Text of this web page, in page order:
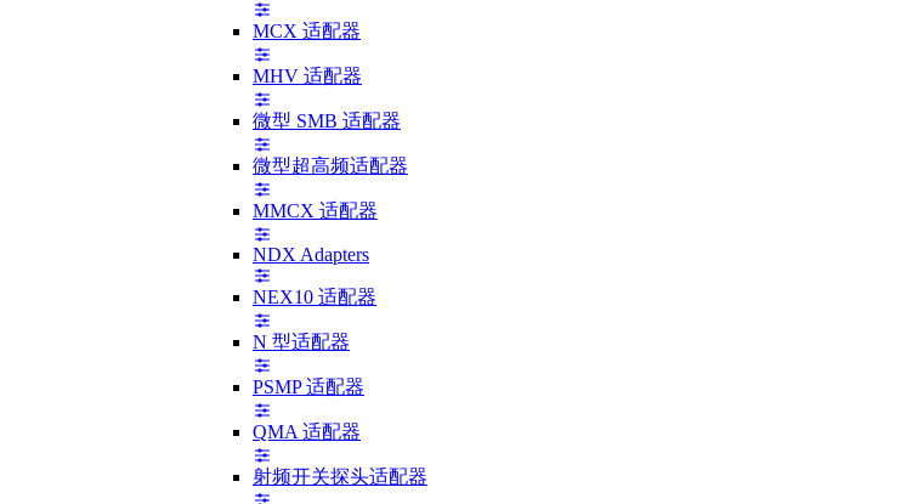
MCX 适配器
MHV 适配器
微型 SMB 适配器
微型超高频适配器
MMCX 适配器
NDX Adapters
NEX10 适配器
N 型适配器
PSMP 适配器
QMA 适配器
射频开关探头适配器